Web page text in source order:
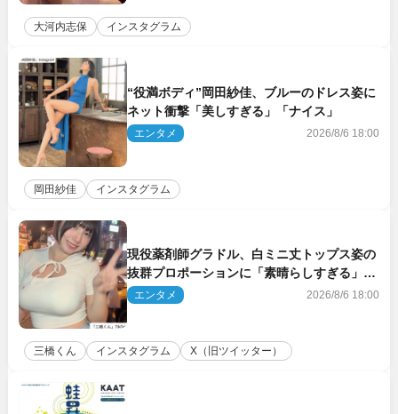
大河内志保 インスタグラム
“役満ボディ”岡田紗佳、ブルーのドレス姿に
ネット衝撃「美しすぎる」「ナイス」
エンタメ 2026/8/6 18:00
岡田紗佳 インスタグラム
現役薬剤師グラドル、白ミニ丈トップス姿の
抜群プロポーションに「素晴らしすぎる」
「すっっっご！」とネット絶賛
エンタメ 2026/8/6 18:00
三橋くん インスタグラム X（旧ツイッター）